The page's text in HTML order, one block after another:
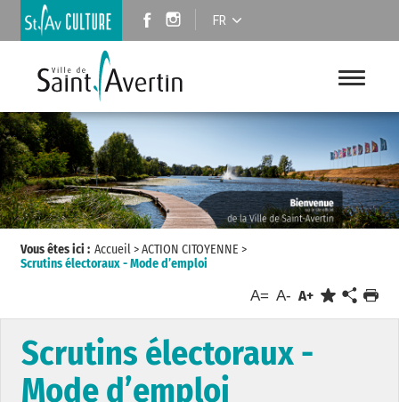
FR
Vous êtes ici : Accueil>ACTION CITOYENNE >
Scrutins électoraux - Mode d’emploi
A= A- A+
Scrutins électoraux -
Mode d’emploi